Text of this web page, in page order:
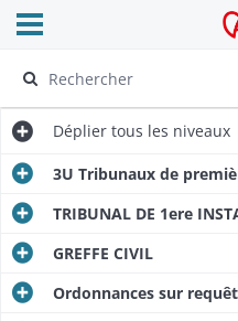
Archives
Ouvrir le menu déroulant
Déplier tous les niveaux
3U Tribunaux de
TRIBUNAL DE 1ere
GREFFE CIVIL
Ordonnances sur